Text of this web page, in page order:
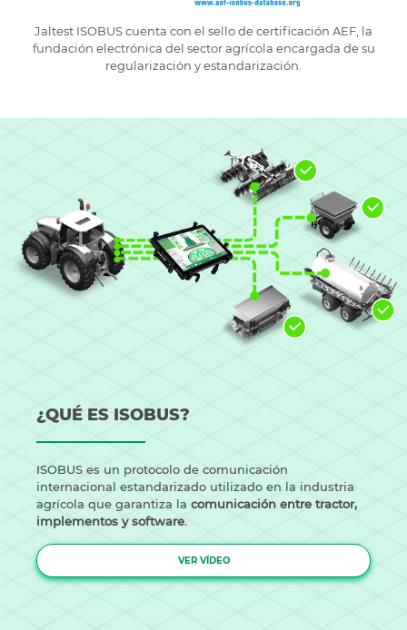
Jaltest ISOBUS cuenta con el sello de certificación AEF, la
fundación electrónica del sector agrícola encargada de su
regularización y estandarización.
¿QUÉ ES ISOBUS?
ISOBUS es un protocolo de comunicación
internacional estandarizado utilizado en la industria
agrícola que garantiza la comunicación entre tractor,
implementos y software.
VER VÍDEO